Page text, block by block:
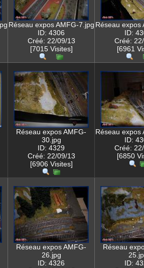
Réseau expos AMFG-7.jpg
ID: 4306
Créé: 22/09/13
[7015 Visites]
Réseau expos
ID:
Créé:
[6961
Réseau expos AMFG-
30.jpg
ID: 4329
Créé: 22/09/13
[6906 Visites]
Réseau expos
ID:
Créé:
[6850
Réseau expos AMFG-
26.jpg
ID: 4326
Réseau
ID: